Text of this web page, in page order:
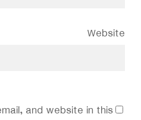
Website
and website in this